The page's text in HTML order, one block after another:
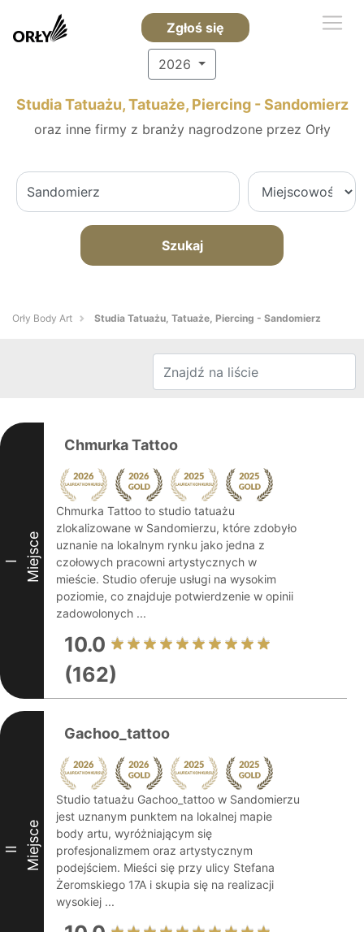
Zgłoś się
2026
Studia Tatuażu, Tatuaże, Piercing - Sandomierz
oraz inne firmy z branży nagrodzone przez Orły
Szukaj
Orły Body Art Studia Tatuażu, Tatuaże, Piercing - Sandomierz
I Miejsce
Chmurka Tattoo
Chmurka Tattoo to studio tatuażu
zlokalizowane w Sandomierzu, które zdobyło
uznanie na lokalnym rynku jako jedna z
czołowych pracowni artystycznych w
mieście. Studio oferuje usługi na wysokim
poziomie, co znajduje potwierdzenie w opinii
zadowolonych ...
10.0
(162)
II Miejsce
Gachoo_tattoo
Studio tatuażu Gachoo_tattoo w Sandomierzu
jest uznanym punktem na lokalnej mapie
body artu, wyróżniającym się
profesjonalizmem oraz artystycznym
podejściem. Mieści się przy ulicy Stefana
Żeromskiego 17A i skupia się na realizacji
wysokiej ...